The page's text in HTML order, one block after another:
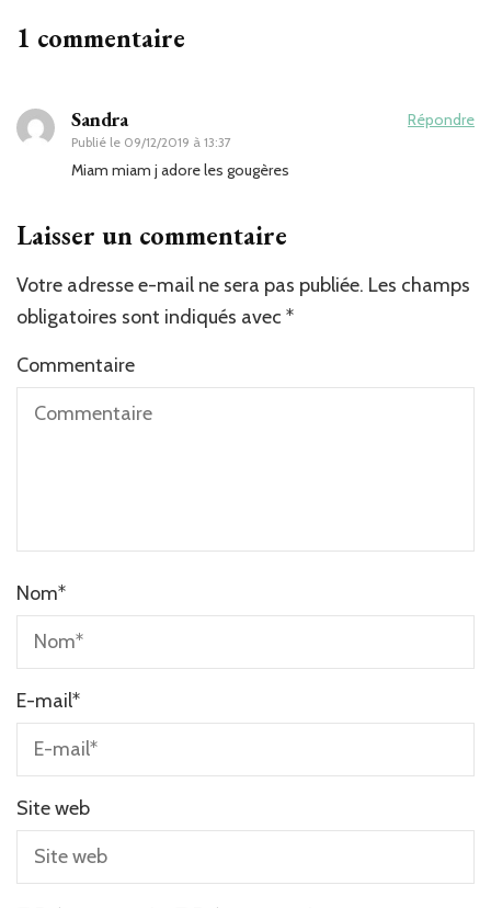
1 commentaire
Sandra
Publié le 09/12/2019 à 13:37
Répondre
Miam miam j adore les gougères
Laisser un commentaire
Votre adresse e-mail ne sera pas publiée. Les champs
obligatoires sont indiqués avec *
Commentaire
Nom*
E-mail*
Site web